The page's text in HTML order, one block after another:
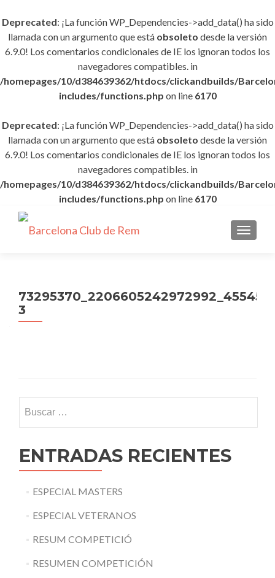
Deprecated: ¡La función WP_Dependencies->add_data() ha sido
llamada con un argumento que está obsoleto desde la versión
6.9.0! Los comentarios condicionales de IE los ignoran todos los
navegadores compatibles. in
/homepages/10/d384639362/htdocs/clickandbuilds/
includes/functions.php on line 6170
Deprecated: ¡La función WP_Dependencies->add_data() ha sido
llamada con un argumento que está obsoleto desde la versión
6.9.0! Los comentarios condicionales de IE los ignoran todos los
navegadores compatibles. in
/homepages/10/d384639362/htdocs/clickandbuilds/
includes/functions.php on line 6170
3
ENTRADAS RECIENTES
ESPECIAL MASTERS
ESPECIAL VETERANOS
RESUM COMPETICIÓ
RESUMEN COMPETICIÓN